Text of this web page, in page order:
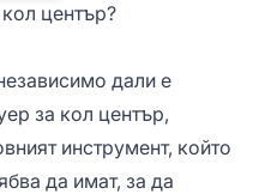
център?
дали е
за кол център,
инструмент, който
да имат, за да